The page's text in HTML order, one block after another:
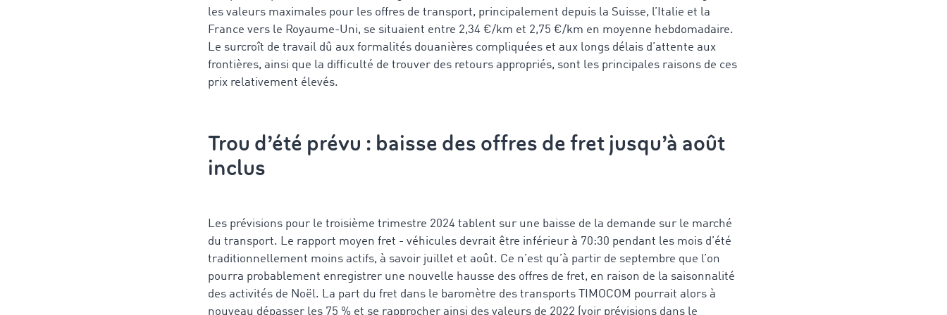
les valeurs maximales pour les offres de transport, principalement depuis la Suisse, l’Italie et la
France vers le Royaume-Uni, se situaient entre 2,34 €/km et 2,75 €/km en moyenne hebdomadaire.
Le surcroît de travail dû aux formalités douanières compliquées et aux longs délais d’attente aux
frontières, ainsi que la difficulté de trouver des retours appropriés, sont les principales raisons de ces
prix relativement élevés.
Trou d’été prévu : baisse des offres de fret jusqu’à août
inclus
Les prévisions pour le troisième trimestre 2024 tablent sur une baisse de la demande sur le marché
du transport. Le rapport moyen fret - véhicules devrait être inférieur à 70:30 pendant les mois d’été
traditionnellement moins actifs, à savoir juillet et août. Ce n’est qu’à partir de septembre que l’on
pourra probablement enregistrer une nouvelle hausse des offres de fret, en raison de la saisonnalité
des activités de Noël. La part du fret dans le baromètre des transports TIMOCOM pourrait alors à
nouveau dépasser les 75 % et se rapprocher ainsi des valeurs de 2022 (voir prévisions dans le